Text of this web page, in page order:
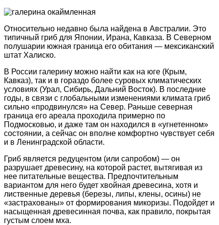
Относительно недавно была найдена в Австралии. Это
типичный гриб для Японии, Ирана, Кавказа. В Северном
полушарии южная граница его обитания — мексиканский
штат Халиско.
В России галерину можно найти как на юге (Крым,
Кавказ), так и в гораздо более суровых климатических
условиях (Урал, Сибирь, Дальний Восток). В последние
годы, в связи с глобальными изменениями климата гриб
сильно «продвинулся» на Север. Раньше северная
граница его ареала проходила примерно по
Подмосковью, и даже там он находился в «угнетенном»
состоянии, а сейчас он вполне комфортно чувствует себя
и в Ленинградской области.
Гриб является редуцентом (или сапробом) — он
разрушает древесину, на которой растет, вытягивая из
нее питательные вещества. Предпочтительным
вариантом для него будет хвойная древесина, хотя и
лиственные деревья (березы, липы, клены, осины) не
«застрахованы» от формирования микоризы. Подойдет и
насыщенная древесинная почва, как правило, покрытая
густым слоем мха.